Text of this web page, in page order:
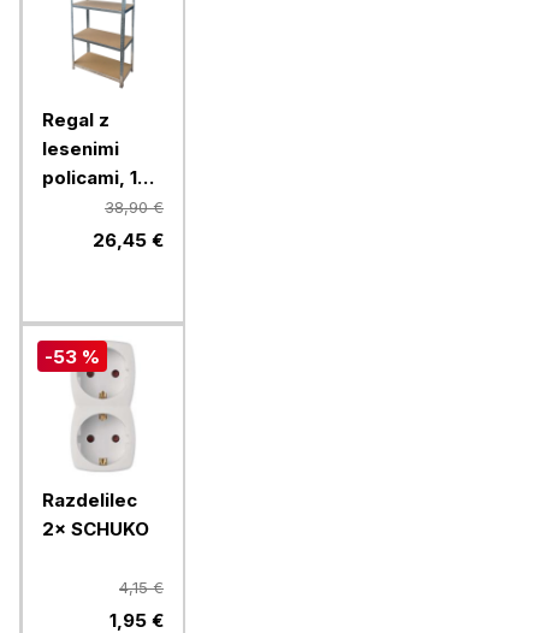
Regal z
lesenimi
policami, 180
x 90 x 40 cm
38,90 €
26,45 €
-53 %
Razdelilec
2× SCHUKO
4,15 €
1,95 €